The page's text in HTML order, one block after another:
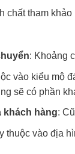
chất tham
: Khoảng
vào kiểu mộ
sẽ có phần
khách hàng:
thuộc vào địa